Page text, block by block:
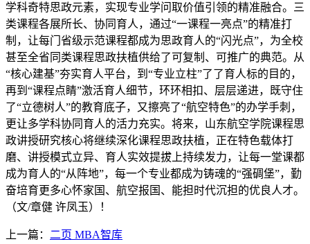
学科奇特思政元素，实现专业学问取价值引领的精准融合。三
类课程各展所长、协同育人，通过“一课程一亮点”的精准打
制，让每门省级示范课程都成为思政育人的“闪光点”，为全校
甚至全省同类课程思政扶植供给了可复制、可推广的典范。从
“核心建基”夯实育人平台，到“专业立柱”了了育人标的目的，
再到“课程点睛”激活育人细节，环环相扣、层层递进，既守住
了“立德树人”的教育底子，又擦亮了“航空特色”的办学手刺，
更让多学科协同育人的活力充实。将来，山东航空学院课程思
政讲授研究核心将继续深化课程思政扶植，正在特色载体打
磨、讲授模式立异、育人实效提拔上持续发力，让每一堂课都
成为育人的“从阵地”，每一个专业都成为铸魂的“强碉堡”，勤
奋培育更多心怀家国、航空报国、能担时代沉担的优良人才。
（文/章健 许凤玉）！
上一篇： 二页 MBA智库